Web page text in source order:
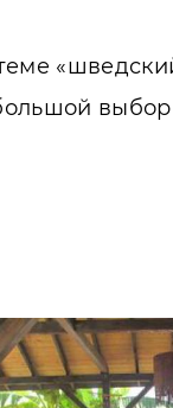
выбор